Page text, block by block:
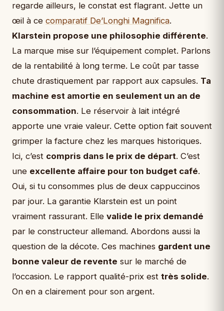
regarde ailleurs, le constat est flagrant. Jette un
œil à ce comparatif De’Longhi Magnifica.
Klarstein propose une philosophie différente.
La marque mise sur l’équipement complet. Parlons
de la rentabilité à long terme. Le coût par tasse
chute drastiquement par rapport aux capsules. Ta
machine est amortie en seulement un an de
consommation. Le réservoir à lait intégré
apporte une vraie valeur. Cette option fait souvent
grimper la facture chez les marques historiques.
Ici, c’est compris dans le prix de départ. C’est
une excellente affaire pour ton budget café.
Oui, si tu consommes plus de deux cappuccinos
par jour. La garantie Klarstein est un point
vraiment rassurant. Elle valide le prix demandé
par le constructeur allemand. Abordons aussi la
question de la décote. Ces machines gardent une
bonne valeur de revente sur le marché de
l’occasion. Le rapport qualité-prix est très solide.
On en a clairement pour son argent.